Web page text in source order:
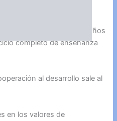
velar por que todos los niños
completo de enseñanza
al desarrollo sale al
en los valores de